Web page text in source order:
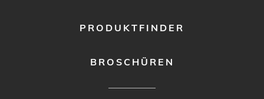
PRODUKTFINDER
BROSCHÜREN